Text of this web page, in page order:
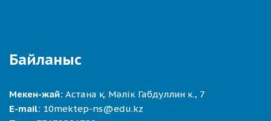
Байланыс
Мекен-жай: Астана қ. Мәлік Габдуллин к., 7
E-mail: 10mektep-ns@edu.kz